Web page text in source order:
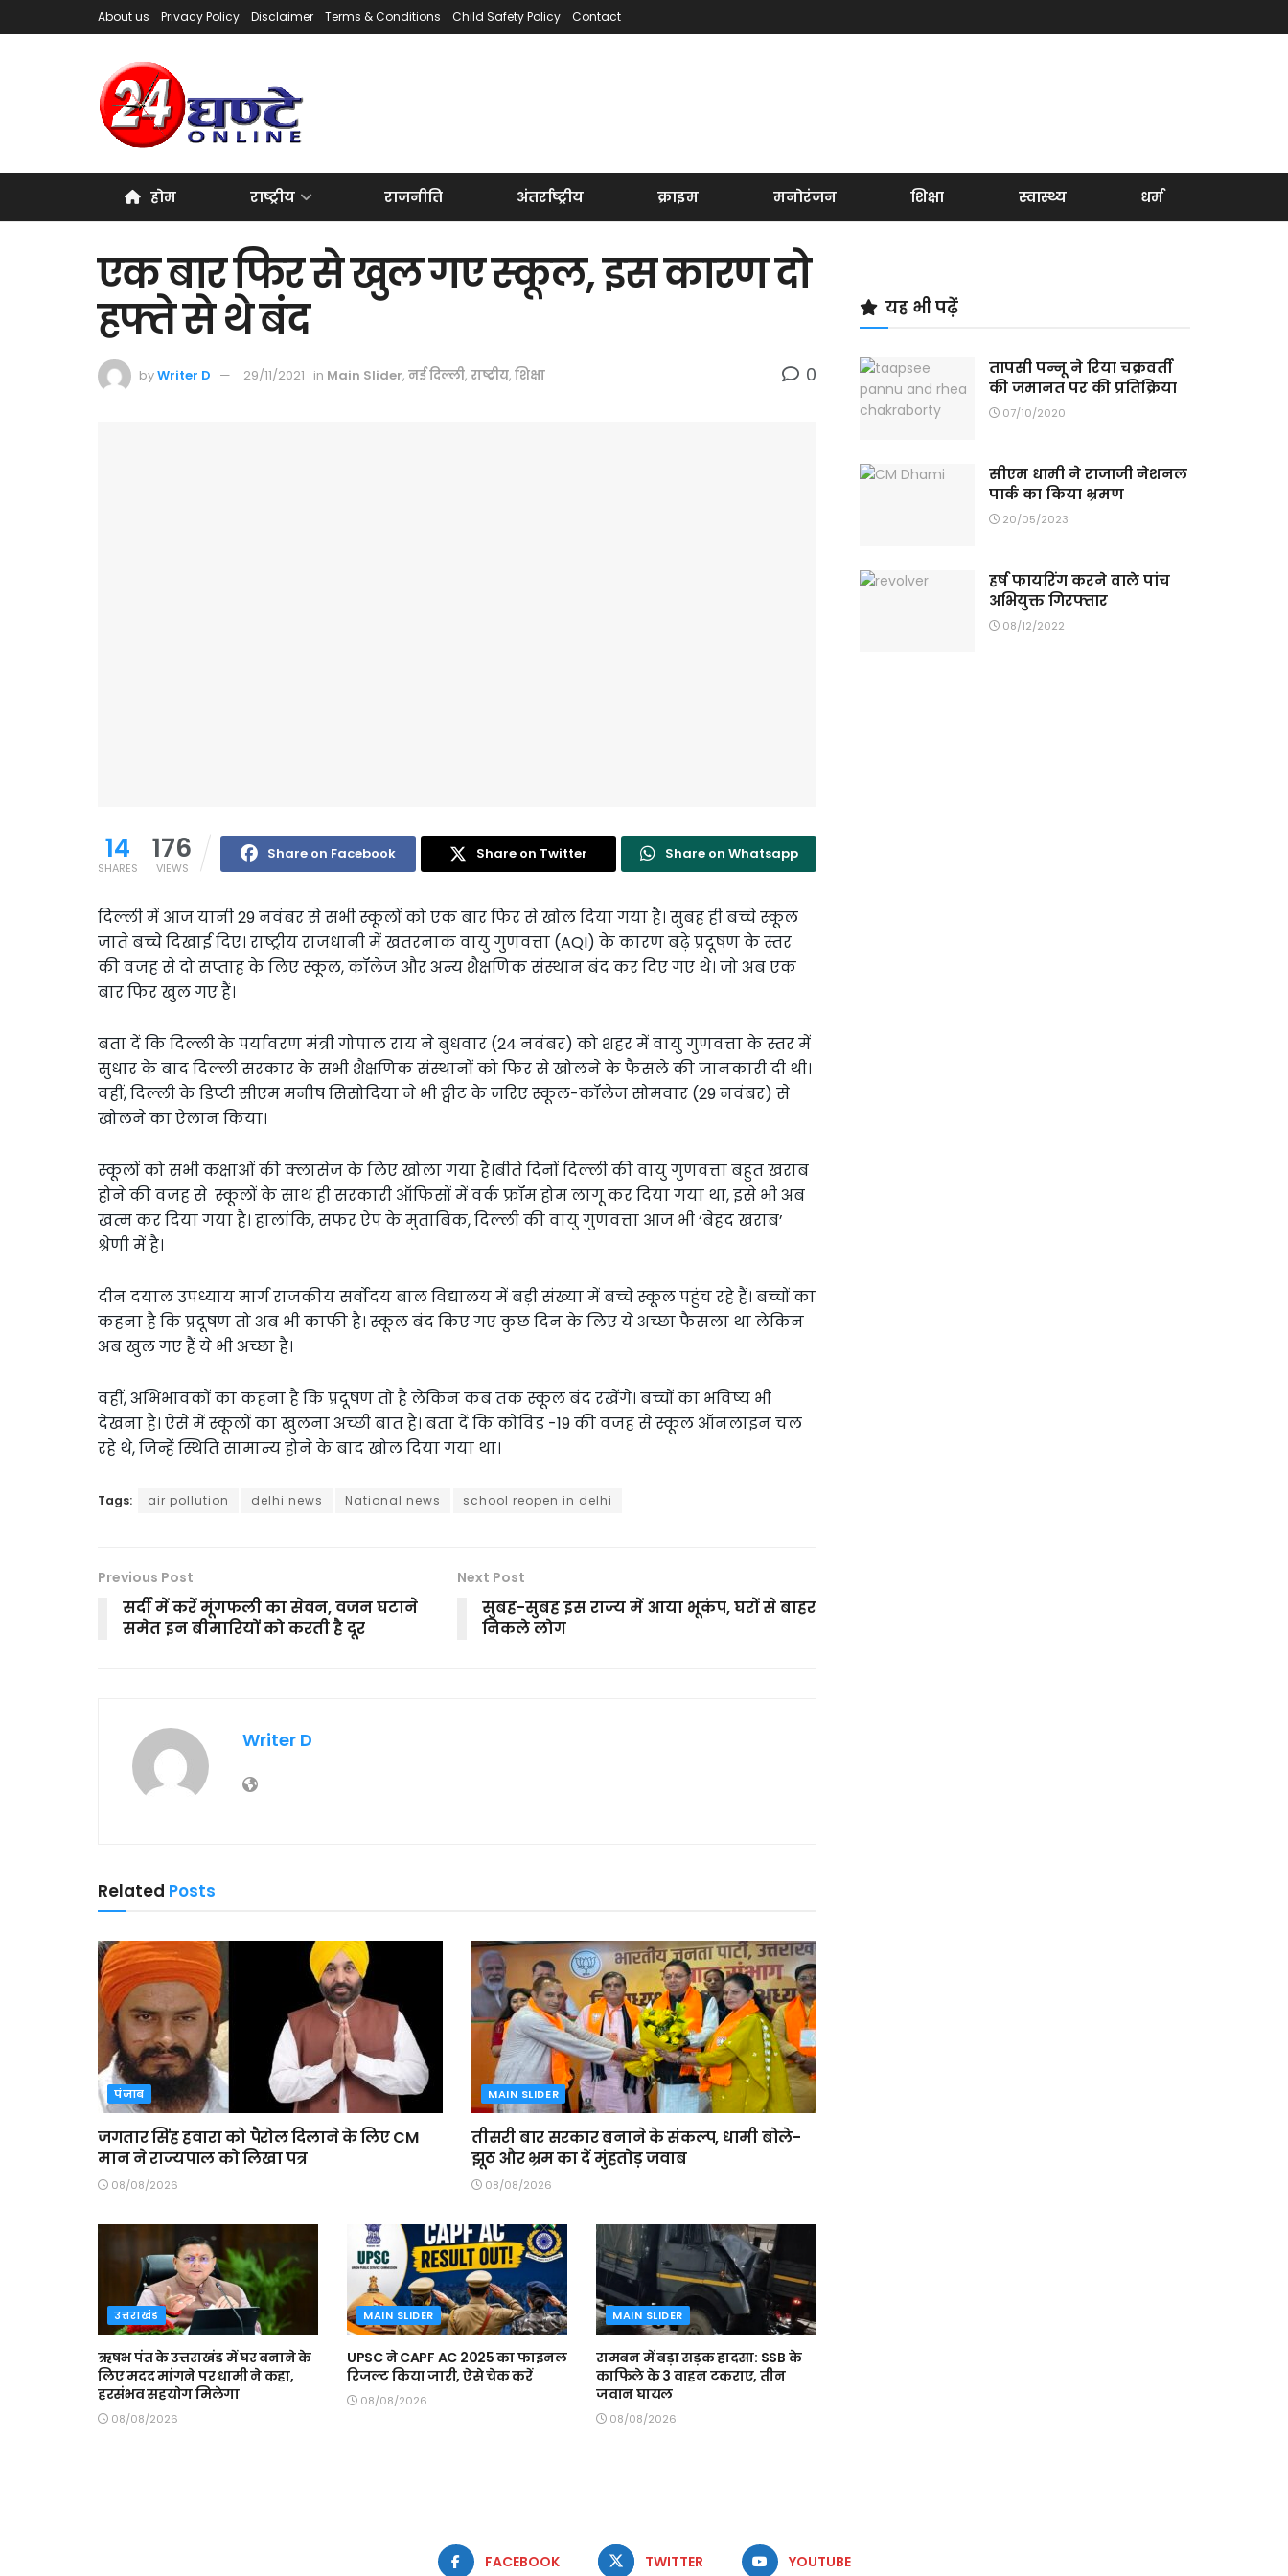
About us Privacy Policy Disclaimer Terms & Conditions Child Safety Policy Contact
होम राष्ट्रीय राजनीति अंतर्राष्ट्रीय क्राइम मनोरंजन शिक्षा स्वास्थ्य धर्म
एक बार फिर से खुल गए स्कूल, इस कारण दो
हफ्ते से थे बंद
byWriter D 29/11/2021 in Main Slider, नई दिल्ली, राष्ट्रीय, शिक्षा 0
14
SHARES
176
VIEWS
Share on Facebook Share on Twitter Share on Whatsapp
दिल्ली में आज यानी 29 नवंबर से सभी स्कूलों को एक बार फिर से खोल दिया गया है। सुबह ही बच्चे स्कूल
जाते बच्चे दिखाई दिए। राष्ट्रीय राजधानी में खतरनाक वायु गुणवत्ता (AQI) के कारण बढ़े प्रदूषण के स्तर
की वजह से दो सप्ताह के लिए स्कूल, कॉलेज और अन्य शैक्षणिक संस्थान बंद कर दिए गए थे। जो अब एक
बार फिर खुल गए हैं।
बता दें कि दिल्ली के पर्यावरण मंत्री गोपाल राय ने बुधवार (24 नवंबर) को शहर में वायु गुणवत्ता के स्तर में
सुधार के बाद दिल्ली सरकार के सभी शैक्षणिक संस्थानों को फिर से खोलने के फैसले की जानकारी दी थी।
वहीं, दिल्ली के डिप्टी सीएम मनीष सिसोदिया ने भी ट्वीट के जरिए स्कूल-कॉलेज सोमवार (29 नवंबर) से
खोलने का ऐलान किया।
स्कूलों को सभी कक्षाओं की क्लासेज के लिए खोला गया है।बीते दिनों दिल्ली की वायु गुणवत्ता बहुत खराब
होने की वजह से स्कूलों के साथ ही सरकारी ऑफिसों में वर्क फ्रॉम होम लागू कर दिया गया था, इसे भी अब
खत्म कर दिया गया है। हालांकि, सफर ऐप के मुताबिक, दिल्ली की वायु गुणवत्ता आज भी ‘बेहद खराब’
श्रेणी में है।
दीन दयाल उपध्याय मार्ग राजकीय सर्वोदय बाल विद्यालय में बड़ी संख्या में बच्चे स्कूल पहुंच रहे हैं। बच्चों का
कहना है कि प्रदूषण तो अब भी काफी है। स्कूल बंद किए गए कुछ दिन के लिए ये अच्छा फैसला था लेकिन
अब खुल गए हैं ये भी अच्छा है।
वहीं, अभिभावकों का कहना है कि प्रदूषण तो है लेकिन कब तक स्कूल बंद रखेंगे। बच्चों का भविष्य भी
देखना है। ऐसे में स्कूलों का खुलना अच्छी बात है। बता दें कि कोविड -19 की वजह से स्कूल ऑनलाइन चल
रहे थे, जिन्हें स्थिति सामान्य होने के बाद खोल दिया गया था।
Tags: air pollution delhi news National news school reopen in delhi
Previous Post
सर्दी में करें मूंगफली का सेवन, वजन घटाने
समेत इन बीमारियों को करती है दूर
Next Post
सुबह-सुबह इस राज्य में आया भूकंप, घरों से बाहर
निकले लोग
Writer D
Related Posts
पंजाब
जगतार सिंह हवारा को पैरोल दिलाने के लिए CM
मान ने राज्यपाल को लिखा पत्र
08/08/2026
MAIN SLIDER
तीसरी बार सरकार बनाने के संकल्प, धामी बोले-
झूठ और भ्रम का दें मुंहतोड़ जवाब
08/08/2026
उत्तराखंड
ऋषभ पंत के उत्तराखंड में घर बनाने के
लिए मदद मांगने पर धामी ने कहा,
हरसंभव सहयोग मिलेगा
08/08/2026
MAIN SLIDER
UPSC ने CAPF AC 2025 का फाइनल
रिजल्ट किया जारी, ऐसे चेक करें
08/08/2026
MAIN SLIDER
रामबन में बड़ा सड़क हादसा: SSB के
काफिले के 3 वाहन टकराए, तीन
जवान घायल
08/08/2026
यह भी पढ़ें
तापसी पन्नू ने रिया चक्रवर्ती
की जमानत पर की प्रतिक्रिया
07/10/2020
सीएम धामी ने राजाजी नेशनल
पार्क का किया भ्रमण
20/05/2023
हर्ष फायरिंग करने वाले पांच
अभियुक्त गिरफ्तार
08/12/2022
FACEBOOK TWITTER YOUTUBE